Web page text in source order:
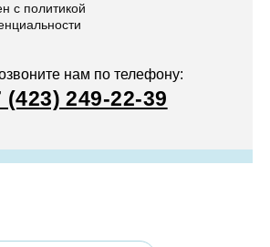
с политикой
нам по телефону:
(423) 249-22-39